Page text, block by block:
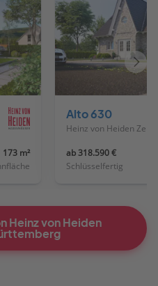
173 m²
Alto 630
ab 318.590 €
Schlüsselfertig
Heinz von Heiden